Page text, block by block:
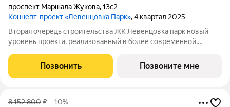
проспект Маршала Жукова,13с2
Концепт-проект «Левенцовка Парк», 4 квартал 2025
Вторая очередь строительства ЖК Левенцовка парк новый
уровень проекта, реализованный в более современной,
жителях комплекса. Мы полностью изменили подход к
организации пространства для
Позвонить Позвоните мне
8 152 800₽ –10%